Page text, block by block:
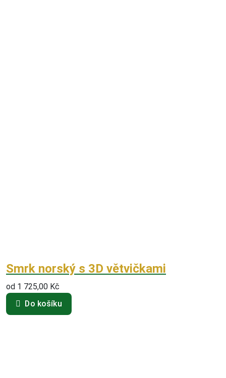
Smrk norský s 3D větvičkami
od 1 725,00 Kč
Do košíku